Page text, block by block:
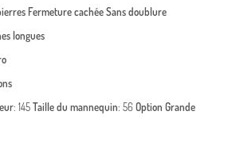
Fermeture cachéeSans doublure
longues
: 145Taille du mannequin: 56Option Grande